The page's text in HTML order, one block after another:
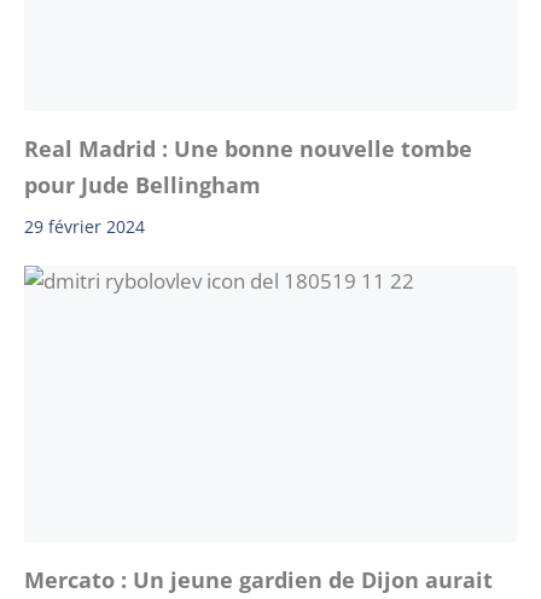
Real Madrid : Une bonne nouvelle tombe
pour Jude Bellingham
29 février 2024
Mercato : Un jeune gardien de Dijon aurait